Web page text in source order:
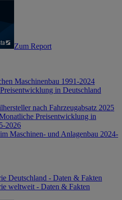
Zum Report
Maschinenbau 1991-2024
in Deutschland
nach Fahrzeugabsatz 2025
Preisentwicklung in
2026
Maschinen- und Anlagenbau 2024-
Deutschland - Daten & Fakten
weltweit - Daten & Fakten